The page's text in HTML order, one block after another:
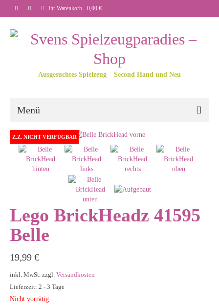
Ihr Warenkorb - 0,00 €
Ausgesuchtes Spielzeug – Second Hand und Neu
Menü
Z.Z. NICHT VERFÜGBAR
Lego BrickHeadz 41595
Belle
19,99 €
inkl. MwSt. zzgl. Versandkosten
Lieferzeit: 2 - 3 Tage
Nicht vorrätig